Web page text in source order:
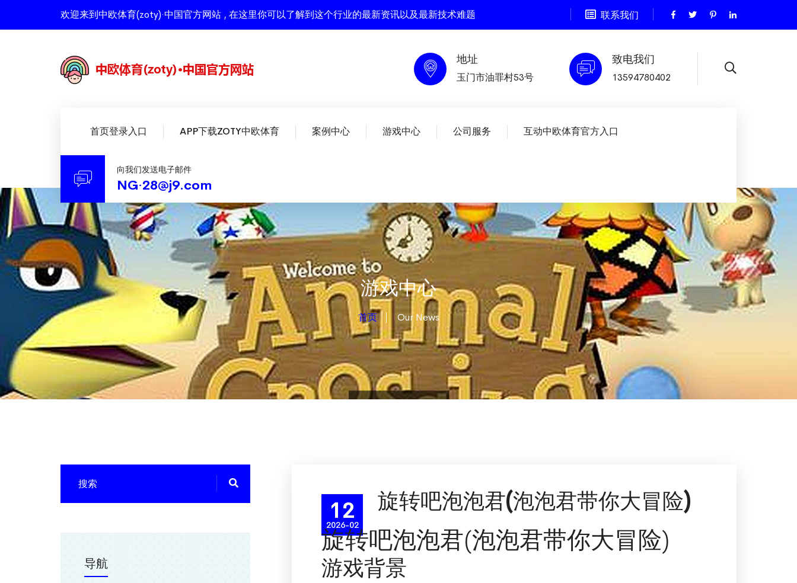
欢迎来到中欧体育(zoty)·中国官方网站 , 在这里你可以了解到这个行业的最新资讯以及最新技术难题 联系我们
地址
玉门市油罪村53号
致电我们
13594780402
首页登录入口 APP下载ZOTY中欧体育 案例中心 游戏中心 公司服务 互动中欧体育官方入口
向我们发送电子邮件
NG·28@j9.com
游戏中心
首页 Our News
12
2026-02
旋转吧泡泡君(泡泡君带你大冒险)
旋转吧泡泡君(泡泡君带你大冒险)
游戏背景
导航